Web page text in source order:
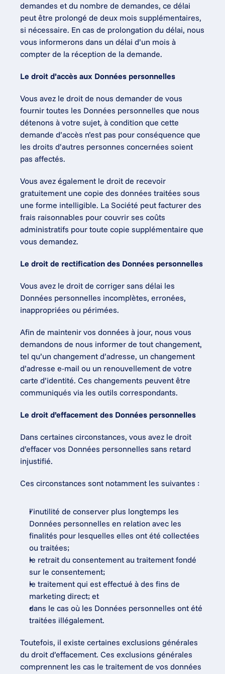
demandes et du nombre de demandes, ce délai
peut être prolongé de deux mois supplémentaires,
si nécessaire. En cas de prolongation du délai, nous
vous informerons dans un délai d’un mois à
compter de la réception de la demande.
Le droit d’accès aux Données personnelles
Vous avez le droit de nous demander de vous
fournir toutes les Données personnelles que nous
détenons à votre sujet, à condition que cette
demande d’accès n’est pas pour conséquence que
les droits d’autres personnes concernées soient
pas affectés.
Vous avez également le droit de recevoir
gratuitement une copie des données traitées sous
une forme intelligible. La Société peut facturer des
frais raisonnables pour couvrir ses coûts
administratifs pour toute copie supplémentaire que
vous demandez.
Le droit de rectification des Données personnelles
Vous avez le droit de corriger sans délai les
Données personnelles incomplètes, erronées,
inappropriées ou périmées.
Afin de maintenir vos données à jour, nous vous
demandons de nous informer de tout changement,
tel qu’un changement d’adresse, un changement
d’adresse e-mail ou un renouvellement de votre
carte d’identité. Ces changements peuvent être
communiqués via les outils correspondants.
Le droit d’effacement des Données personnelles
Dans certaines circonstances, vous avez le droit
d’effacer vos Données personnelles sans retard
injustifié.
Ces circonstances sont notamment les suivantes :
l’inutilité de conserver plus longtemps les
Données personnelles en relation avec les
finalités pour lesquelles elles ont été collectées
ou traitées;
le retrait du consentement au traitement fondé
sur le consentement;
le traitement qui est effectué à des fins de
marketing direct; et
dans le cas où les Données personnelles ont été
traitées illégalement.
Toutefois, il existe certaines exclusions générales
du droit d’effacement. Ces exclusions générales
comprennent les cas le traitement de vos données